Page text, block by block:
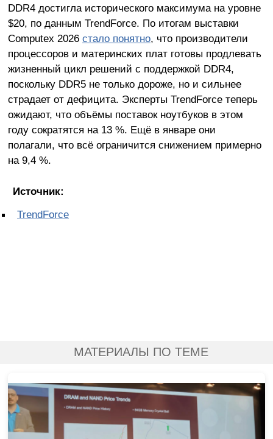
DDR4 достигла исторического максимума на уровне
$20, по данным TrendForce. По итогам выставки
Computex 2026 стало понятно, что производители
процессоров и материнских плат готовы продлевать
жизненный цикл решений с поддержкой DDR4,
поскольку DDR5 не только дороже, но и сильнее
страдает от дефицита. Эксперты TrendForce теперь
ожидают, что объёмы поставок ноутбуков в этом
году сократятся на 13 %. Ещё в январе они
полагали, что всё ограничится снижением примерно
на 9,4 %.
Источник:
TrendForce
МАТЕРИАЛЫ ПО ТЕМЕ